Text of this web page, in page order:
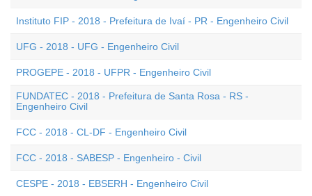
Instituto FIP - 2018 - Prefeitura de Ivaí - PR - Engenheiro Civil
UFG - 2018 - UFG - Engenheiro Civil
PROGEPE - 2018 - UFPR - Engenheiro Civil
FUNDATEC - 2018 - Prefeitura de Santa Rosa - RS -
Engenheiro Civil
FCC - 2018 - CL-DF - Engenheiro Civil
FCC - 2018 - SABESP - Engenheiro - Civil
CESPE - 2018 - EBSERH - Engenheiro Civil